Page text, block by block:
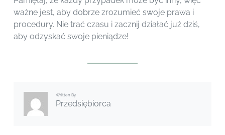
ważne jest, aby dobrze zrozumieć swoje prawa i
procedury. Nie trać czasu i zacznij działać już dziś,
aby odzyskać swoje pieniądze!
Written By
Przedsiębiorca